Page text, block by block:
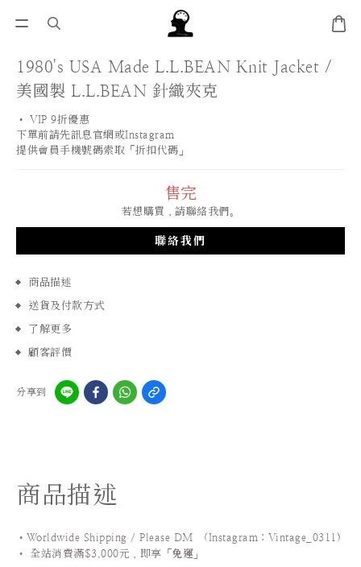
1980's USA Made L.L.BEAN Knit Jacket /
美國製 L.L.BEAN 針織夾克
• VIP 9折優惠
下單前請先訊息官網或Instagram
提供會員手機號碼索取「折扣代碼」
售完
若想購買，請聯絡我們。
聯絡我們
商品描述
送貨及付款方式
了解更多
顧客評價
分享到
商品描述
•Worldwide Shipping / Please DM (Instagram：Vintage_0311 )
•
全站消費滿$3,000元，即享「 免運 」